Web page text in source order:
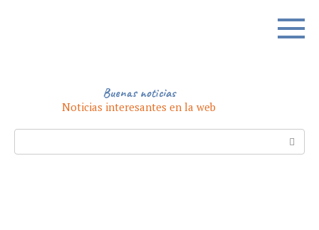
Buenas noticias
Noticias interesantes en la web